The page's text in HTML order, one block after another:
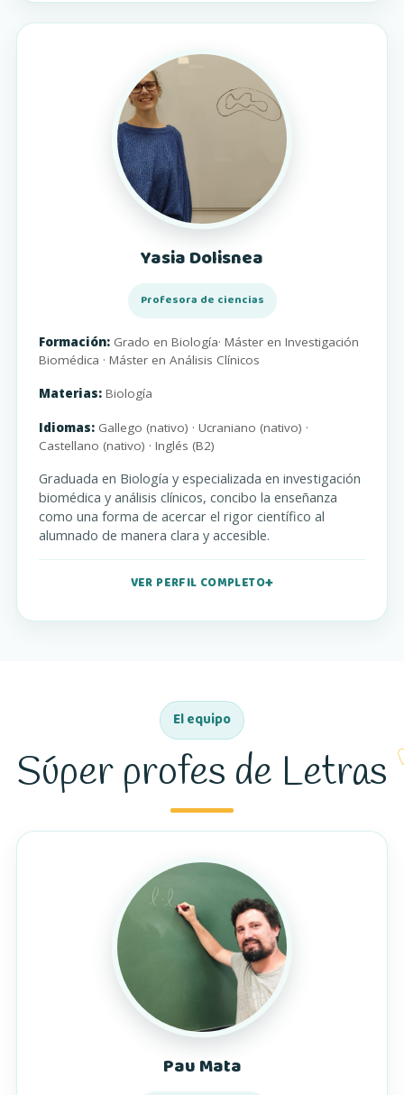
Yasia Dolisnea
Profesora de ciencias
Formación: Grado en Biología· Máster en Investigación
Biomédica · Máster en Análisis Clínicos
Materias: Biología
Idiomas: Gallego (nativo) · Ucraniano (nativo) ·
Castellano (nativo) · Inglés (B2)
Graduada en Biología y especializada en investigación
biomédica y análisis clínicos, concibo la enseñanza
como una forma de acercar el rigor científico al
alumnado de manera clara y accesible.
VER PERFIL COMPLETO
El equipo
Súper profes de Letras
Pau Mata